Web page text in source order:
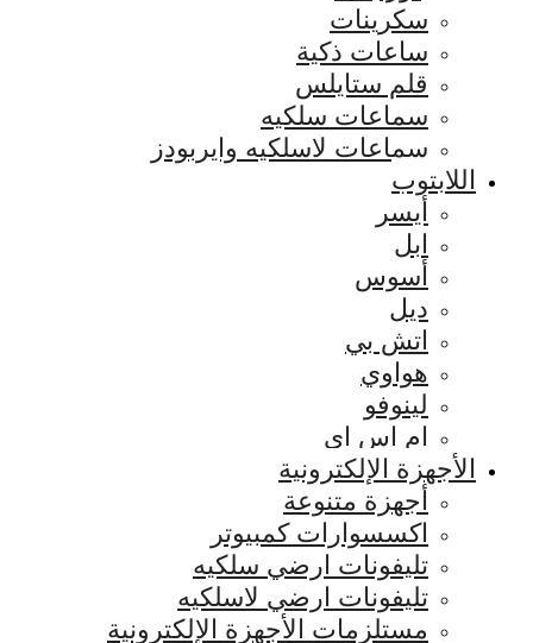
سكرينات
ساعات ذكية
قلم ستايلس
سماعات سلكيه
سماعات لاسلكيه وايربودز
اللابتوب
أيسر
ابل
أسوس
ديل
اتش بي
هواوي
لينوفو
ام اس اي
الأجهزة الإلكترونية
أجهزة متنوعة
اكسسوارات كمبيوتر
تليفونات ارضي سلكيه
تليفونات ارضي لاسلكيه
مستلزمات الأجهزة الإلكترونية